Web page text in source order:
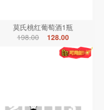
莫氏桃红葡萄酒1瓶
198.00
128.00